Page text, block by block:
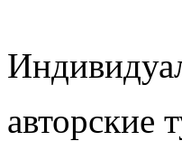
авторские